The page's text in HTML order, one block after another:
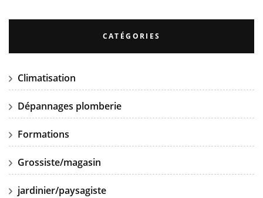
CATÉGORIES
Climatisation
Dépannages plomberie
Formations
Grossiste/magasin
jardinier/paysagiste